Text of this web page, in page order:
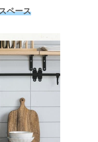
ペース